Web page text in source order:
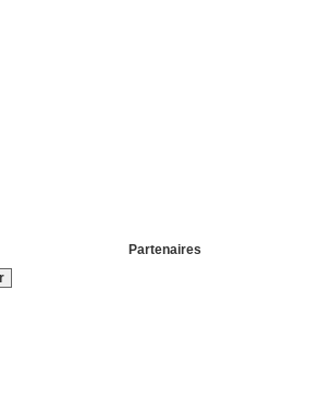
Partenaires